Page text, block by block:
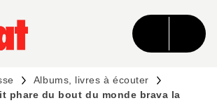
CONTENU
Albums, livres à écouter
phare du bout du monde brava la